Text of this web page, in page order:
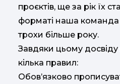
проєктів, ще за рік їх
форматі наша
трохи більше року.
Завдяки цьому
кілька правил:
Обов’язково